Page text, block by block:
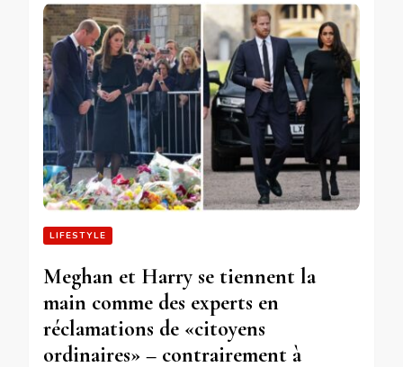
LIFESTYLE
Meghan et Harry se tiennent la
main comme des experts en
réclamations de «citoyens
ordinaires» – contrairement à